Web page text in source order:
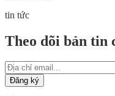
tin tức
Theo dõi bản tin